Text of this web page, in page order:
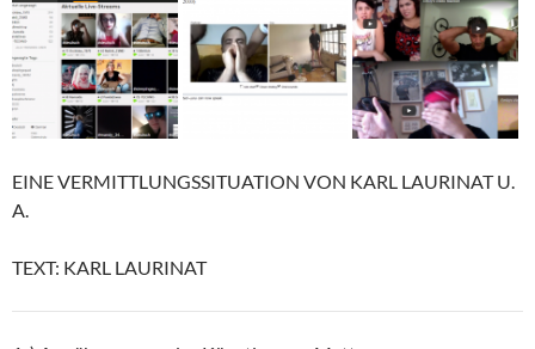
EINE VERMITTLUNGSSITUATION VON KARL LAURINAT U.
A.
TEXT: KARL LAURINAT